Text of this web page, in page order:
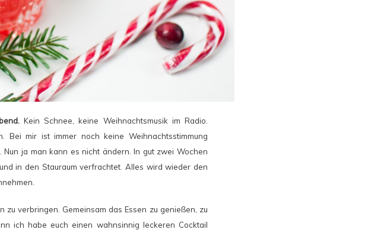
Kein Schnee, keine Weihnachtsmusik im Radio.
Bei mir ist immer noch keine Weihnachtsstimmung
ja man kann es nicht ändern. In gut zwei Wochen
in den Stauraum verfrachtet. Alles wird wieder den
verbringen. Gemeinsam das Essen zu genießen, zu
ich habe euch einen wahnsinnig leckeren Cocktail